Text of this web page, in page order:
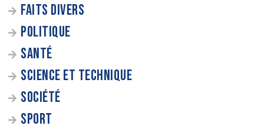
FAITS DIVERS
POLITIQUE
SANTÉ
SCIENCE ET TECHNIQUE
SOCIÉTÉ
SPORT